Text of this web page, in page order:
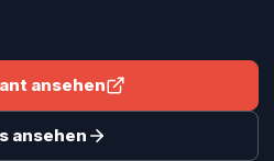
ansehen
ansehen